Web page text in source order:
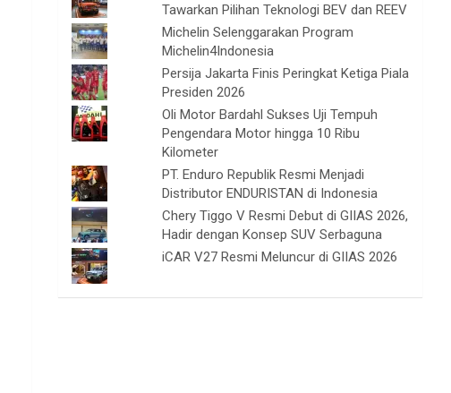
Tawarkan Pilihan Teknologi BEV dan REEV
Michelin Selenggarakan Program
Michelin4Indonesia
Persija Jakarta Finis Peringkat Ketiga Piala
Presiden 2026
Oli Motor Bardahl Sukses Uji Tempuh
Pengendara Motor hingga 10 Ribu
Kilometer
PT. Enduro Republik Resmi Menjadi
Distributor ENDURISTAN di Indonesia
Chery Tiggo V Resmi Debut di GIIAS 2026,
Hadir dengan Konsep SUV Serbaguna
iCAR V27 Resmi Meluncur di GIIAS 2026